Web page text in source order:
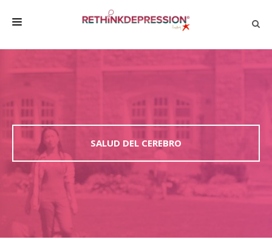
HABLAR CON LOS DEMÁS
BIENESTAR
FAMILIA Y AMIGOS
EMPRESA
DEPRESSÃO SEM RODEIOS
SALUD DEL CEREBRO